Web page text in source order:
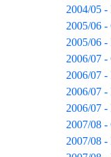
2004/05 -
2005/06 -
2005/06 -
2006/07 -
2006/07 -
2006/07 -
2006/07 -
2007/08 -
2007/08 -